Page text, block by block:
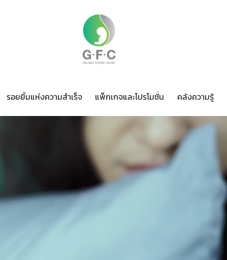
รอยยิ้มแห่งความสำเร็จ แพ็กเกจและโปรโมชั่น คลังความรู้
แพ็กเกจและโปรโมชั่น